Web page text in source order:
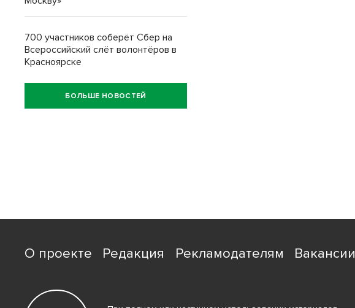
700 участников соберёт Сбер на
Всероссийский слёт волонтёров в
Красноярске
БОЛЬШЕ НОВОСТЕЙ
О проекте Редакция Рекламодателям Вакансии